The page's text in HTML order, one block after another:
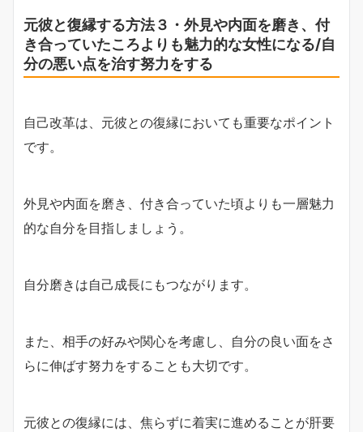
元彼と復縁する方法３・外見や内面を磨き、付
き合っていたころよりも魅力的な女性になる/自
分の悪い点を治す努力をする
自己改革は、元彼との復縁においても重要なポイント
です。
外見や内面を磨き、付き合っていた頃よりも一層魅力
的な自分を目指しましょう。
自分磨きは自己成長にもつながります。
また、相手の好みや関心を考慮し、自分の良い面をさ
らに伸ばす努力をすることも大切です。
元彼との復縁には、焦らずに着実に進めることが肝要